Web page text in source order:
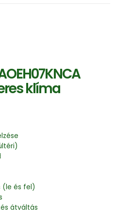
klíma
(le és fel)
átváltás